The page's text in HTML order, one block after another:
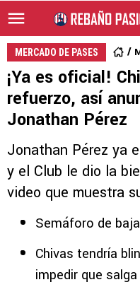
MERCADO DE PASES
¡Ya es oficial!
refuerzo, así
Jonathan Pérez
Jonathan Pérez ya
y el Club le dio la
video que muestra
Semáforo de
Chivas tendría
impedir que salga